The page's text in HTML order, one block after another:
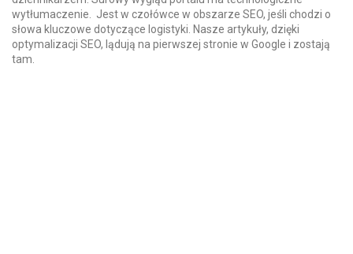
wytłumaczenie. Jest w czołówce w obszarze SEO, jeśli chodzi o
słowa kluczowe dotyczące logistyki. Nasze artykuły, dzięki
optymalizacji SEO, lądują na pierwszej stronie w Google i zostają
tam.